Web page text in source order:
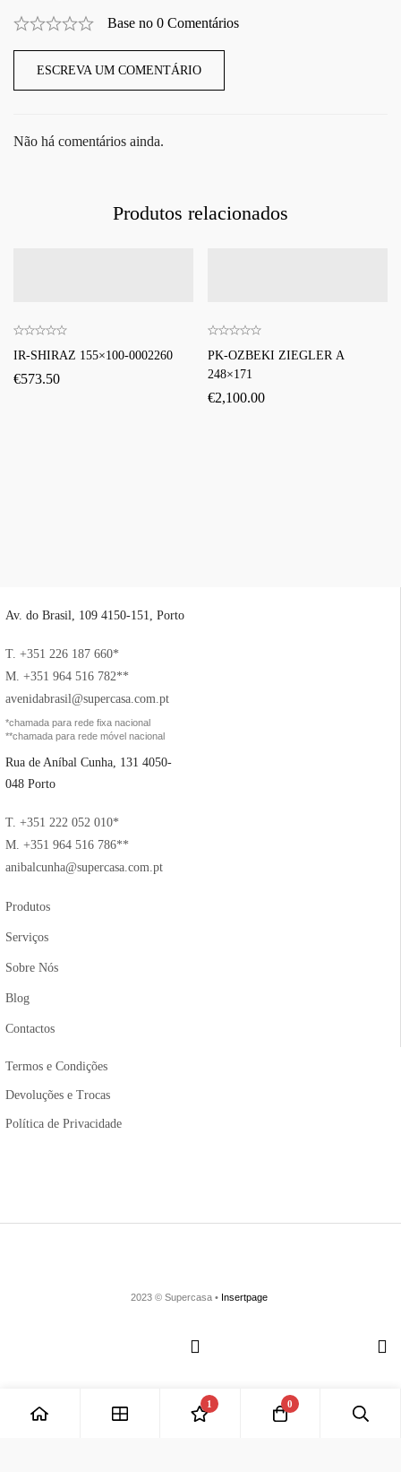
Base no 0 Comentários
ESCREVA UM COMENTÁRIO
Não há comentários ainda.
Produtos relacionados
IR-SHIRAZ 155×100-0002260
€573.50
PK-OZBEKI ZIEGLER A
248×171
€2,100.00
Av. do Brasil, 109 4150-151, Porto
T. +351 226 187 660*
M. +351 964 516 782**
avenidabrasil@supercasa.com.pt
*chamada para rede fixa nacional
**chamada para rede móvel nacional
Rua de Aníbal Cunha, 131 4050-
048 Porto
T. +351 222 052 010*
M. +351 964 516 786**
anibalcunha@supercasa.com.pt
Produtos
Serviços
Sobre Nós
Blog
Contactos
Termos e Condições
Devoluções e Trocas
Política de Privacidade
2023 © Supercasa • Insertpage
1 0